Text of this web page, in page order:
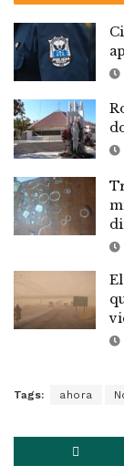
Tags: ahora